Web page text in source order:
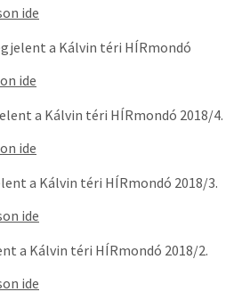
ide
a Kálvin téri HÍRmondó
ide
a Kálvin téri HÍRmondó 2018/4.
ide
a Kálvin téri HÍRmondó 2018/3.
ide
a Kálvin téri HÍRmondó 2018/2.
ide